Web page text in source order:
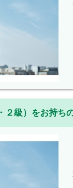
級）をお持ち